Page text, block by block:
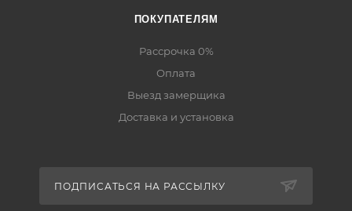
ПОКУПАТЕЛЯМ
Рассрочка 0%
Оплата
Выезд замерщика
Доставка и установка
ПОДПИСАТЬСЯ НА РАССЫЛКУ